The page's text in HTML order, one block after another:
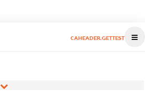
CAHEADER.GETTEST